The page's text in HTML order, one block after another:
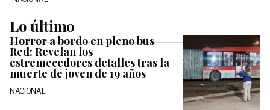
Lo último
Horror a bordo en pleno bus
Red: Revelan los
estremecedores detalles tras la
muerte de joven de 19 años
NACIONAL